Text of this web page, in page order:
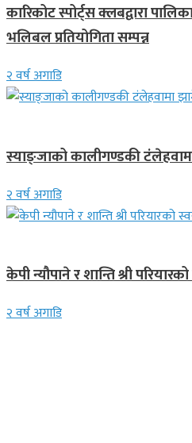
कारिकोट स्पोर्ट्स क्लबद्वारा
भलिबल प्रतियोगिता सम्पन्न
२ वर्ष अगाडि
स्याङ्जाको कालीगण्डकी टंलेहवामा
२ वर्ष अगाडि
केपी न्यौपाने र शान्ति श्री
२ वर्ष अगाडि